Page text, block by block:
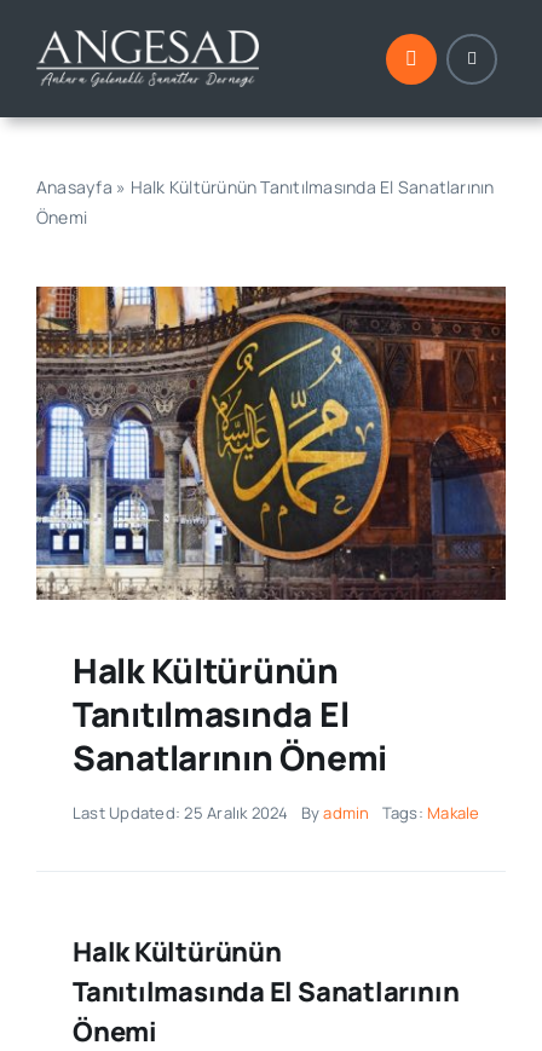
content
Anasayfa » Halk Kültürünün Tanıtılmasında El Sanatlarının
Önemi
Halk Kültürünün
Tanıtılmasında El
Sanatlarının Önemi
Last Updated: 25 Aralık 2024 Byadmin Tags: Makale
Halk Kültürünün
Tanıtılmasında El Sanatlarının
Önemi